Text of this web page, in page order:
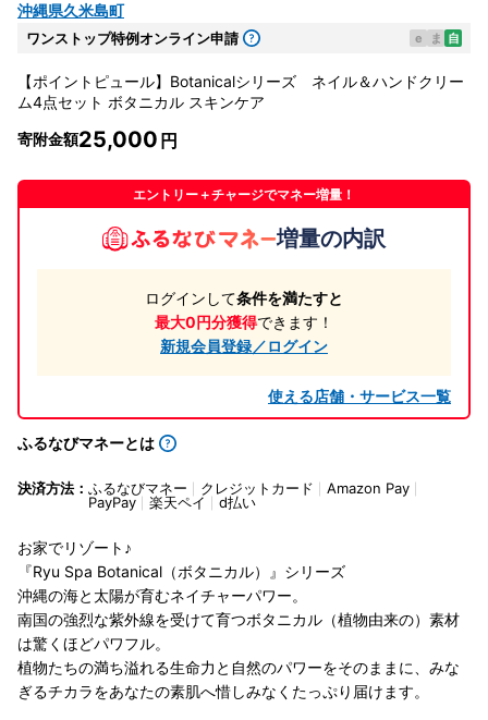
沖縄県久米島町
ワンストップ特例オンライン申請 e ま 自
【ポイントピュール】Botanicalシリーズ ネイル＆ハンドクリー
ム4点セット ボタニカル スキンケア
寄附金額25,000
エントリー＋チャージでマネー増量！
増量の内訳
ログインして条件を満たすと
最大0円分獲得できます！
新規会員登録／ログイン
使える店舗・サービス一覧
ふるなびマネーとは
決済方法： ふるなびマネー クレジットカード
Amazon Pay
PayPay
楽天ペイ d払い
お家でリゾート♪
『Ryu Spa Botanical（ボタニカル）』シリーズ
沖縄の海と太陽が育むネイチャーパワー。
南国の強烈な紫外線を受けて育つボタニカル（植物由来の）素材
は驚くほどパワフル。
植物たちの満ち溢れる生命力と自然のパワーをそのままに、みな
ぎるチカラをあなたの素肌へ惜しみなくたっぷり届けます。